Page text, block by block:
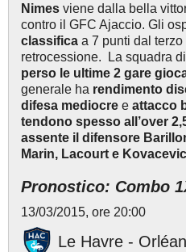
Nimes viene dalla bella
contro il GFC Ajaccio. Gli
classifica a 7 punti dal
retrocessione. La squadra
perso le ultime 2 gare
generale ha rendimento
difesa mediocre e attacco
tendono spesso all’over
assente il difensore
Marin, Lacourt e
Pronostico: Combo
13/03/2015, ore 20:00
Le Havre -